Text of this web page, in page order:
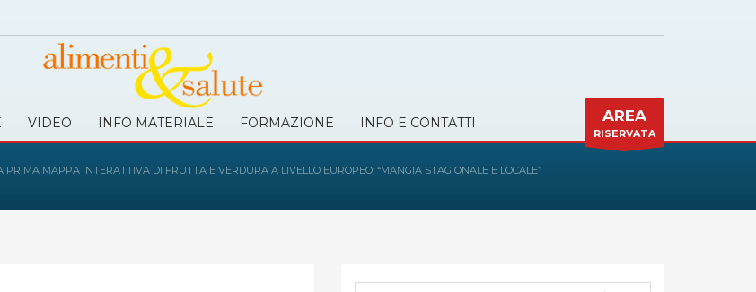
VIDEO INFO MATERIALE FORMAZIONE INFO E CONTATTI AREA
RISERVATA
PRIMA MAPPA INTERATTIVA DI FRUTTA E VERDURA A LIVELLO EUROPEO: “MANGIA STAGIONALE E LOCALE”